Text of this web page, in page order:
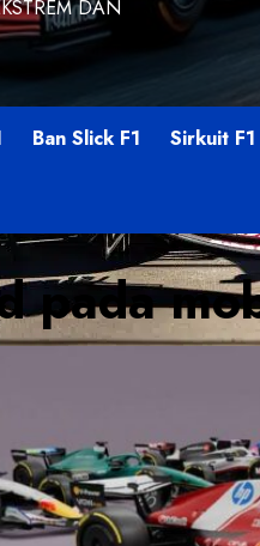
DAN
Ban Slick F1 Sirkuit F1
pada